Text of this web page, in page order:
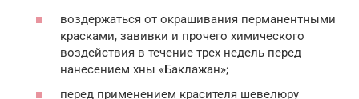
воздержаться от окрашивания перманентными
красками, завивки и прочего химического
воздействия в течение трех недель перед
нанесением хны «Баклажан»;
перед применением красителя шевелюру